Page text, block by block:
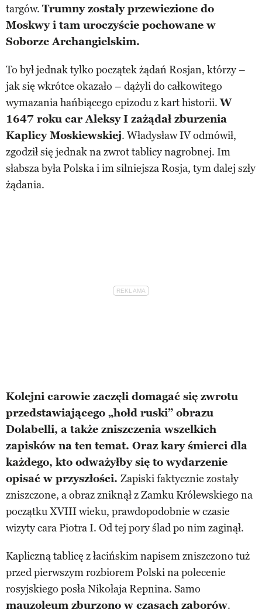
targów. Trumny zostały przewiezione do
Moskwy i tam uroczyście pochowane w
Soborze Archangielskim.
To był jednak tylko początek żądań Rosjan, którzy –
jak się wkrótce okazało – dążyli do całkowitego
wymazania hańbiącego epizodu z kart historii.W
1647 roku car Aleksy I zażądał zburzenia
Kaplicy Moskiewskiej. Władysław IV odmówił,
zgodził się jednak na zwrot tablicy nagrobnej. Im
słabsza była Polska i im silniejsza Rosja, tym dalej szły
żądania.
Kolejni carowie zaczęli domagać się zwrotu
przedstawiającego „hołd ruski” obrazu
Dolabelli, a także zniszczenia wszelkich
zapisków na ten temat. Oraz kary śmierci dla
każdego, kto odważyłby się to wydarzenie
opisać w przyszłości. Zapiski faktycznie zostały
zniszczone, a obraz zniknął z Zamku Królewskiego na
początku XVIII wieku, prawdopodobnie w czasie
wizyty cara Piotra I. Od tej pory ślad po nim zaginął.
Kapliczną tablicę z łacińskim napisem zniszczono tuż
przed pierwszym rozbiorem Polski na polecenie
rosyjskiego posła Nikołaja Repnina. Samo
mauzoleum zburzono w czasach zaborów.